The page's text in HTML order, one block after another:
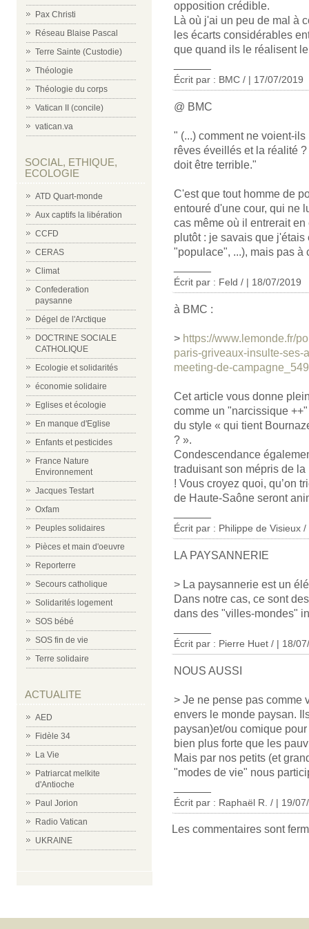
Pax Christi
Réseau Blaise Pascal
Terre Sainte (Custodie)
Théologie
Théologie du corps
Vatican II (concile)
vatican.va
SOCIAL, ETHIQUE,
ECOLOGIE
ATD Quart-monde
Aux captifs la libération
CCFD
CERAS
Climat
Confederation
paysanne
Dégel de l'Arctique
DOCTRINE SOCIALE
CATHOLIQUE
Ecologie et solidarités
économie solidaire
Eglises et écologie
En manque d'Eglise
Enfants et pesticides
France Nature
Environnement
Jacques Testart
Oxfam
Peuples solidaires
Pièces et main d'oeuvre
Reporterre
Secours catholique
Solidarités logement
SOS bébé
SOS fin de vie
Terre solidaire
ACTUALITE
AED
Fidèle 34
La Vie
Patriarcat melkite
d'Antioche
Paul Jorion
Radio Vatican
UKRAINE
opposition crédible.
Là où j'ai un peu de mal à
les écarts considérables
que quand ils le réalisent
Écrit par : BMC / | 17/07/2019
@ BMC
" (...) comment ne voient-
rêves éveillés et la réalité
doit être terrible."
C'est que tout homme de
entouré d'une cour, qui ne
cas même où il entrerait
plutôt : je savais que
"populace", ...), mais pas à
Écrit par : Feld / | 18/07/2019
à BMC :
> https://www.lemonde.fr/
paris-griveaux-insulte-ses-
meeting-de-
Cet article vous donne
comme un "narcissique
du style « qui tient
? ».
Condescendance
traduisant son mépris de
! Vous croyez quoi, qu’on
de Haute-Saône seront
Écrit par : Philippe de Visieux
LA PAYSANNERIE
> La paysannerie est un
Dans notre cas, ce sont
dans des "villes-mondes"
Écrit par : Pierre Huet / | 18/
NOUS AUSSI
> Je ne pense pas comme
envers le monde paysan.
paysan)et/ou comique
bien plus forte que les
Mais par nos petits (et
"modes de vie" nous
Écrit par : Raphaël R. / | 19/
Les commentaires sont